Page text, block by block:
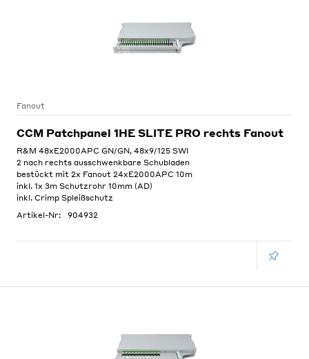
Fanout
CCM Patchpanel 1HE SLITE PRO rechts Fanout
R&M 48xE2000APC GN/GN, 48x9/125 SWI
2 nach rechts ausschwenkbare Schubladen
bestückt mit 2x Fanout 24xE2000APC 10m
inkl. 1x 3m Schutzrohr 10mm (AD)
inkl. Crimp Spleißschutz
Artikel-Nr:
904932